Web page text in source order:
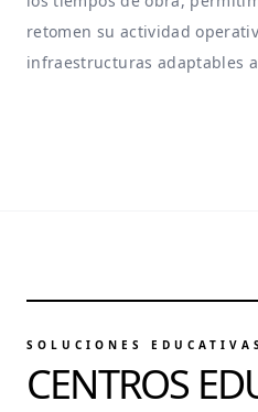
retomen su actividad
infraestructuras adaptables
SOLUCIONES EDUCATIVAS
CENTROS